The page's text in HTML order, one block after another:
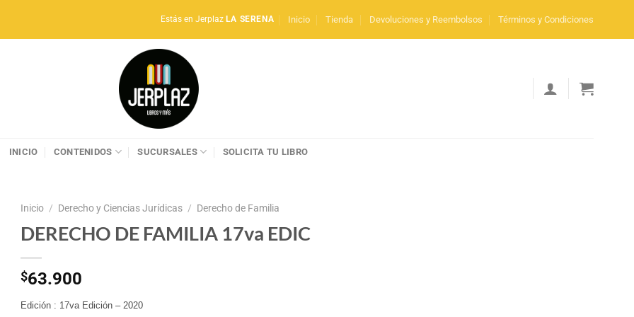
Estás en Jerplaz LA SERENA Inicio Tienda Devoluciones y Reembolsos Términos y Condiciones
INICIO CONTENIDOS SUCURSALES SOLICITA TU LIBRO
Inicio / Derecho y Ciencias Jurídicas / Derecho de Familia
DERECHO DE FAMILIA 17va EDIC
$63.900
Edición : 17va Edición – 2020